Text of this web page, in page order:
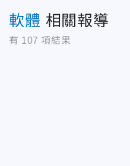
軟體 相關報導
有 107 項結果